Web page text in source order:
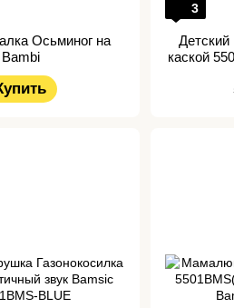
Осьминог на
Bambi
3
Детский
каской